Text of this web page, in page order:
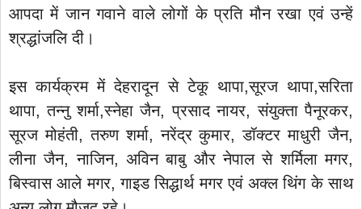
आपदा में जान गवाने वाले लोगों के प्रति मौन रखा एवं उन्हें
श्रद्धांजलि दी।
इस कार्यक्रम में देहरादून से टेकू थापा,सूरज थापा,सरिता
थापा, तन्नु शर्मा,स्नेहा जैन, प्रसाद नायर, संयुक्ता पैनूरकर,
सूरज मोहंती, तरुण शर्मा, नरेंद्र कुमार, डॉक्टर माधुरी जैन,
लीना जैन, नाजिन, अविन बाबु और नेपाल से शर्मिला मगर,
बिस्वास आले मगर, गाइड सिद्धार्थ मगर एवं अक्ल थिंग के साथ